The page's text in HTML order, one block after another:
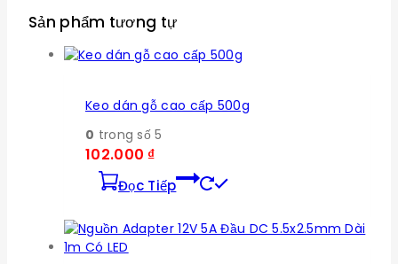
Sản phẩm tương tự
Keo dán gỗ cao cấp 500g
0 trong số 5
102.000 ₫
Đọc Tiếp